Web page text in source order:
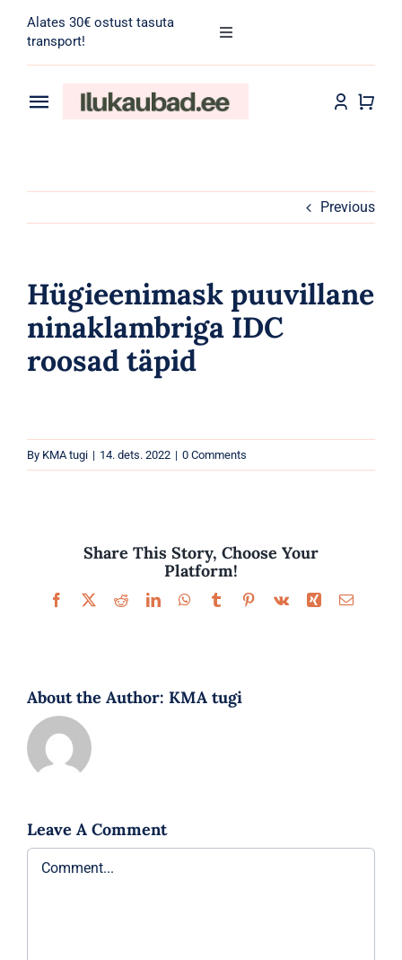
content
Alates 30€ ostust tasuta
transport!
Toggle
for:
Toggle
Meik
Tarvikud
Kaubamärgid
Previous
Hügieenimask puuvillane
ninaklambriga IDC
roosad täpid
By KMA tugi | 14. dets. 2022 | 0 Comments
Share This Story, Choose Your
Platform!
Facebook
X RedditLinkedInWhatsApp
TumblrPinterest
Vk Xing Email
About the Author: KMA tugi
Leave A Comment
Comment